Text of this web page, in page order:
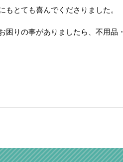
もとても喜んでくださりました。
困りの事がありましたら、不用